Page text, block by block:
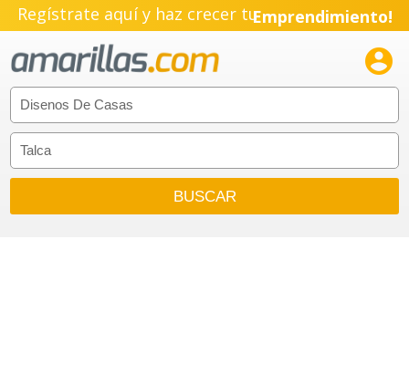
Regístrate aquí y haz crecer tuEmprendimiento!
